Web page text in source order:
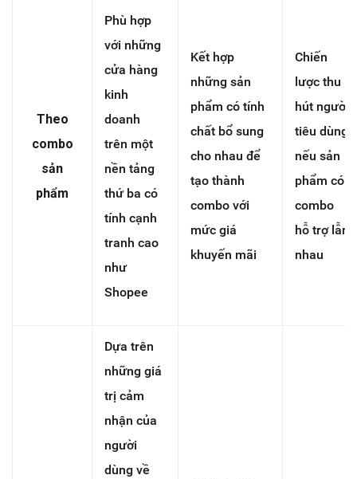
Theo
combo
sản
phẩm
Phù hợp
với những
cửa hàng
kinh
doanh
trên một
nền tảng
thứ ba có
tính cạnh
tranh cao
như
Shopee
Kết hợp
những sản
phẩm có tính
chất bổ sung
cho nhau để
tạo thành
combo với
mức giá
khuyến mãi
Chiến
lược thu
hút người
tiêu dùng
nếu sản
phẩm có
combo
hỗ trợ lẫn
nhau
Dựa trên
những giá
trị cảm
nhận của
người
dùng về